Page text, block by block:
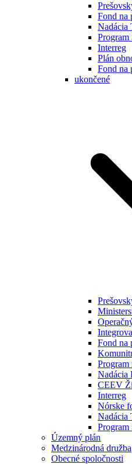
Fond na
Nadácia
Program
Interreg
Plán
Fond na
ukončené
Fond na
Program
Nadácia
CEEV
Interreg
Nórske
Nadácia
Program
Územný plán
Medzinárodná družba
Obecné spoločnosti